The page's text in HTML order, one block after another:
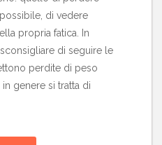
di vedere
propria fatica. In
di seguire le
perdite di peso
genere si tratta di